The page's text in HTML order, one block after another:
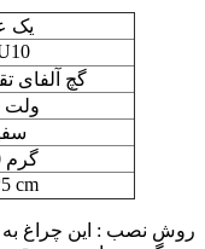
یک
گچ آلفای
220 ولت
350 گرم
cm
روش نصب : این چراغ